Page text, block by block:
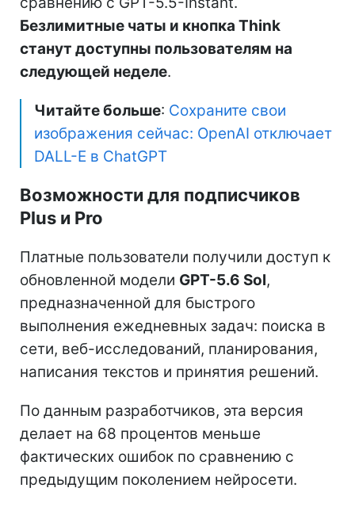
Безлимитные чаты и кнопка Think
станут доступны пользователям на
следующей неделе.
Читайте больше: Сохраните свои
изображения сейчас: OpenAI отключает
DALL-E в ChatGPT
Возможности для подписчиков
Plus и Pro
Платные пользователи получили доступ к
обновленной модели GPT-5.6 Sol,
предназначенной для быстрого
выполнения ежедневных задач: поиска в
сети, веб-исследований, планирования,
написания текстов и принятия решений.
По данным разработчиков, эта версия
делает на 68 процентов меньше
фактических ошибок по сравнению с
предыдущим поколением нейросети.